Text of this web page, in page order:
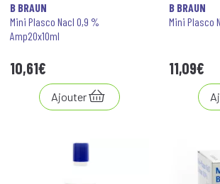
B BRAUN
Mini Plasco Nacl 0,9 %
Amp20x10ml
10,61€
Ajouter
B BRAUN
Mini Plasco
11,09€